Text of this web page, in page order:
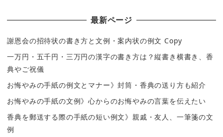
最新ページ
謝恩会の招待状の書き方と文例・案内状の例文 Copy
一万円・五千円・三万円の漢字の書き方は？縦書き横書き、香
典やご祝儀
お悔やみの手紙の例文とマナー》封筒・香典の送り方も紹介
お悔やみの手紙の文例》心からのお悔やみの言葉を伝えたい
香典を郵送する際の手紙の短い例文》親戚・友人、一筆箋の文
例